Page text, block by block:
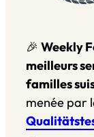
🎉 Weekly
meilleurs
familles
menée par